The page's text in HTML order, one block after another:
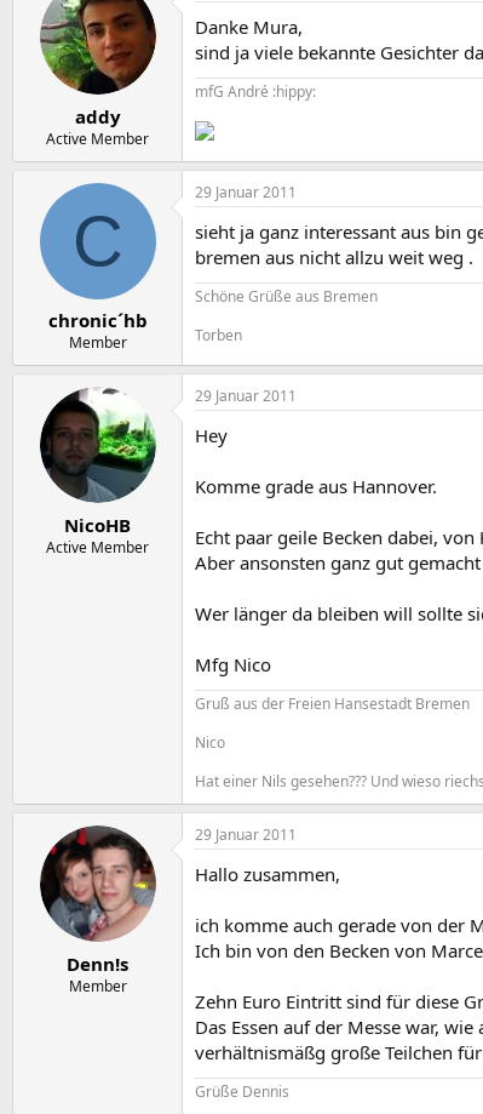
addy
Active Member
Danke Mura,
sind ja viele bekannte Gesichter
mfG André :hippy:
C
chronic´hb
Member
29 Januar 2011
sieht ja ganz interessant aus bin
bremen aus nicht allzu weit weg .
Schöne Grüße aus Bremen
Torben
NicoHB
Active Member
29 Januar 2011
Hey
Komme grade aus Hannover.
Echt paar geile Becken dabei,
Aber ansonsten ganz gut gemacht
Wer länger da bleiben will sollte
Mfg Nico
Gruß aus der Freien Hansestadt Bremen
Nico
Hat einer Nils gesehen??? Und wieso
Denn!s
Member
29 Januar 2011
Hallo zusammen,
ich komme auch gerade von der
Ich bin von den Becken von
Zehn Euro Eintritt sind für diese
Das Essen auf der Messe war,
verhältnismäßg große Teilchen
Grüße Dennis